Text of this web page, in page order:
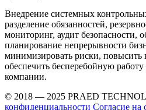
Внедрение системных
разделение обязанностей,
мониторинг, аудит безопасности,
планирование непрерывности
минимизировать риски, повысить
обеспечить бесперебойную работу
компании.
© 2018 — 2025 PRAED
конфиденциальности Согласие на